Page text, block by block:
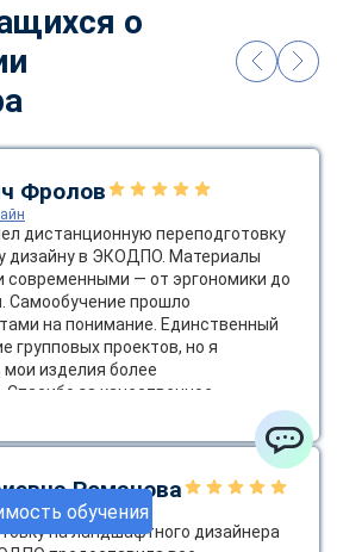
обучения
о
Фролов
дистанционную переподготовку
дизайну в ЭКОДПО. Материалы
современными — от эргономики до
Самообучение прошло
на понимание. Единственный
групповых проектов, но я
изделия более
за качественное
круто ввести групповые
Романова
на ландшафтного дизайнера